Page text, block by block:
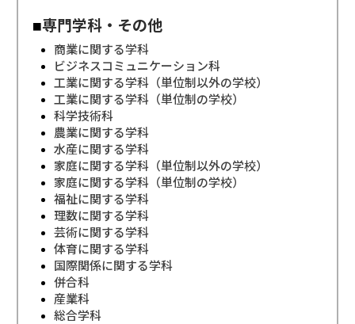
専門学科・その他
商業に関する学科
ビジネスコミュニケーション科
工業に関する学科（単位制以外の学校）
工業に関する学科（単位制の学校）
科学技術科
農業に関する学科
水産に関する学科
家庭に関する学科（単位制以外の学校）
家庭に関する学科（単位制の学校）
福祉に関する学科
理数に関する学科
芸術に関する学科
体育に関する学科
国際関係に関する学科
併合科
産業科
総合学科